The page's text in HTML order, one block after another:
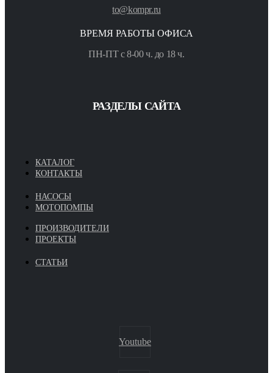
to@kompr.ru
ВРЕМЯ РАБОТЫ ОФИСА
ПН-ПТ с 8-00 ч. до 18 ч.
РАЗДЕЛЫ САЙТА
КАТАЛОГ
КОНТАКТЫ
НАСОСЫ
МОТОПОМПЫ
ПРОИЗВОДИТЕЛИ
ПРОЕКТЫ
СТАТЬИ
Youtube